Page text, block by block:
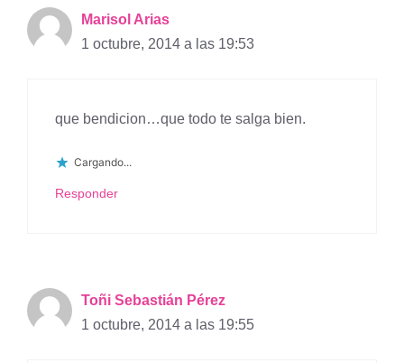
Marisol Arias
1 octubre, 2014 a las 19:53
que bendicion…que todo te salga bien.
Cargando...
Responder
Toñi Sebastián Pérez
1 octubre, 2014 a las 19:55